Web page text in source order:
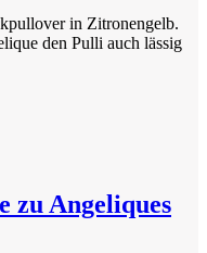
in Zitronengelb.
den Pulli auch lässig
zu Angeliques